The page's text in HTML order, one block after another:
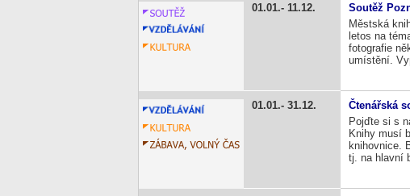
01.01. 11.12.
Soutěž
Městská
letos na
fotografie
umístění.
01.01. 31.12.
Čtenářská
Pojďte si s
Knihy musí
knihovnice.
tj. na hlavní